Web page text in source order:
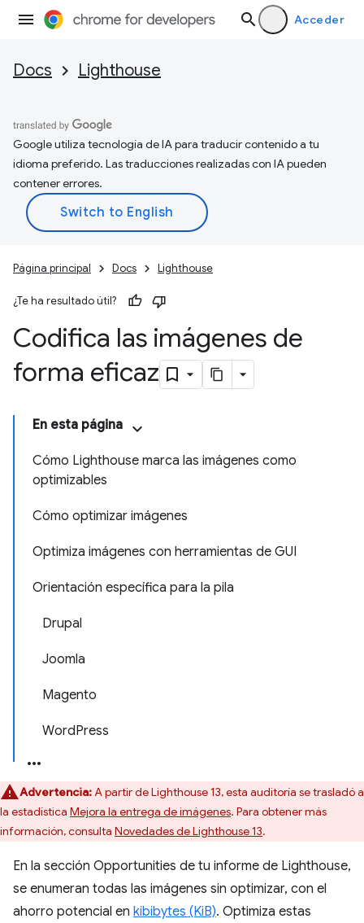
Acceder
Docs Lighthouse
Google utiliza tecnología de IA para traducir contenido a tu
idioma preferido. Las traducciones realizadas con IA pueden
contener errores.
Página principal Docs Lighthouse
¿Te ha resultado útil?
Codifica las imágenes de
forma eficaz
En esta página
Cómo Lighthouse marca las imágenes como
optimizables
Cómo optimizar imágenes
Optimiza imágenes con herramientas de GUI
Orientación específica para la pila
Drupal
Joomla
Magento
WordPress
Advertencia:A partir de Lighthouse 13, esta auditoría se trasladó a
la estadística Mejora la entrega de imágenes. Para obtener más
información, consulta Novedades de Lighthouse 13.
En la sección Opportunities de tu informe de Lighthouse,
se enumeran todas las imágenes sin optimizar, con el
ahorro potencial en kibibytes (KiB). Optimiza estas